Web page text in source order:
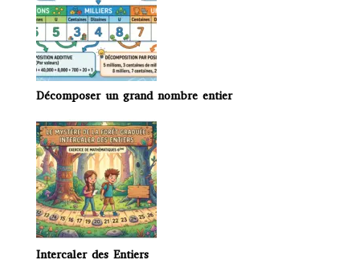
Décomposer un grand nombre entier
Intercaler des Entiers